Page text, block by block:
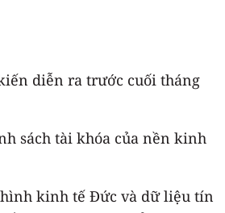
diễn ra trước cuối tháng
sách tài khóa của nền kinh
hình kinh tế Đức và dữ liệu tín